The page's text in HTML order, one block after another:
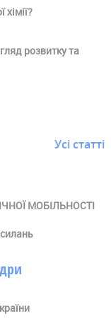
розвитку та
Усі статті
МОБІЛЬНОСТІ